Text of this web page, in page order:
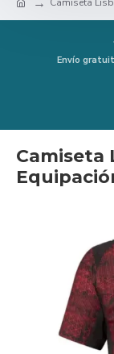
Envío
Camiseta